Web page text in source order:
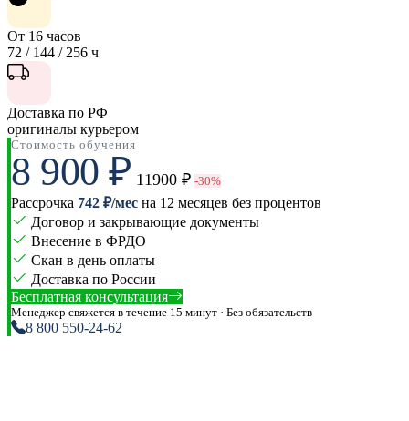
От 16 часов
72 / 144 / 256 ч
Доставка по РФ
оригиналы курьером
Стоимость обучения
8 900 ₽ 11900 ₽ -30%
Рассрочка 742 ₽/мес на 12 месяцев без процентов
Договор и закрывающие документы
Внесение в ФРДО
Скан в день оплаты
Доставка по России
Бесплатная консультация
Менеджер свяжется в течение 15 минут · Без обязательств
8 800 550-24-62